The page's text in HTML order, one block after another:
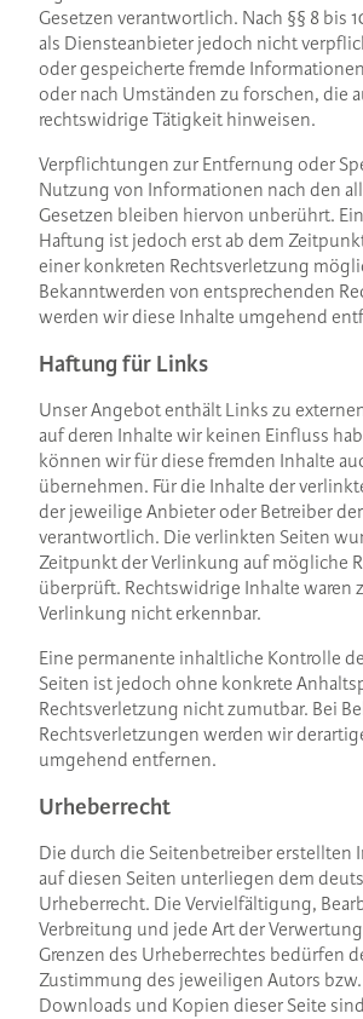
Gesetzen verantwortlich. Nach §§ 8 bis
als Diensteanbieter jedoch nicht
oder gespeicherte fremde
oder nach Umständen zu forschen, die
rechtswidrige Tätigkeit hinweisen.
Verpflichtungen zur Entfernung oder
Nutzung von Informationen nach den
Gesetzen bleiben hiervon unberührt.
Haftung ist jedoch erst ab dem
einer konkreten Rechtsverletzung
Bekanntwerden von entsprechenden
werden wir diese Inhalte umgehend
Haftung für Links
Unser Angebot enthält Links zu
auf deren Inhalte wir keinen Einfluss
können wir für diese fremden Inhalte
übernehmen. Für die Inhalte der
der jeweilige Anbieter oder Betreiber
verantwortlich. Die verlinkten Seiten
Zeitpunkt der Verlinkung auf mögliche
überprüft. Rechtswidrige Inhalte waren
Verlinkung nicht erkennbar.
Eine permanente inhaltliche Kontrolle
Seiten ist jedoch ohne konkrete
Rechtsverletzung nicht zumutbar. Bei
Rechtsverletzungen werden wir
umgehend entfernen.
Urheberrecht
Die durch die Seitenbetreiber erstellten
auf diesen Seiten unterliegen dem
Urheberrecht. Die Vervielfältigung,
Verbreitung und jede Art der
Grenzen des Urheberrechtes bedürfen
Zustimmung des jeweiligen Autors bzw.
Downloads und Kopien dieser Seite